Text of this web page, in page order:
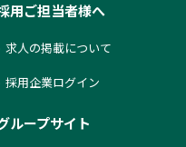
用ご担当者様へ
求人の掲載について
採用企業ログイン
ループサイト